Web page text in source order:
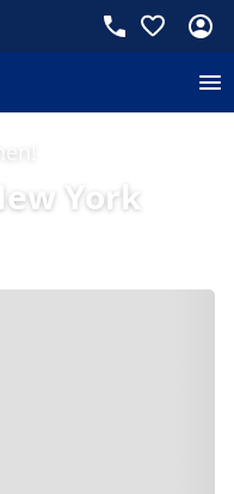
York